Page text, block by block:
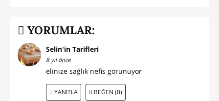
YORUMLAR:
Selin'in Tarifleri
8 yıl önce
elinize sağlık nefis görünüyor
YANITLA BEĞEN (0)